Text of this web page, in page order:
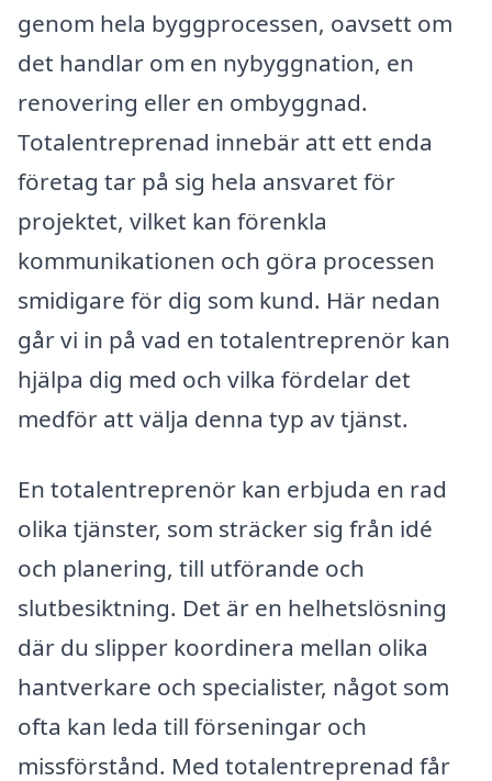
genom hela byggprocessen, oavsett om
det handlar om en nybyggnation, en
renovering eller en ombyggnad.
Totalentreprenad innebär att ett enda
företag tar på sig hela ansvaret för
projektet, vilket kan förenkla
kommunikationen och göra processen
smidigare för dig som kund. Här nedan
går vi in på vad en totalentreprenör kan
hjälpa dig med och vilka fördelar det
medför att välja denna typ av tjänst.
En totalentreprenör kan erbjuda en rad
olika tjänster, som sträcker sig från idé
och planering, till utförande och
slutbesiktning. Det är en helhetslösning
där du slipper koordinera mellan olika
hantverkare och specialister, något som
ofta kan leda till förseningar och
missförstånd. Med totalentreprenad får